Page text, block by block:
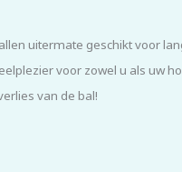
uitermate geschikt voor
voor zowel u als uw
van de bal!